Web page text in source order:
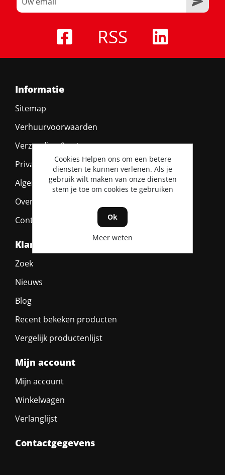
RSS
Informatie
Sitemap
Verhuurvoorwaarden
Verzending & retour
Privacy policy
Algemene voorwaarden
Over ons
Contact
Klantenservice
Zoek
Nieuws
Blog
Recent bekeken producten
Vergelijk productenlijst
Mijn account
Mijn account
Winkelwagen
Verlanglijst
Contactgegevens
Cookies Helpen ons om een betere
diensten te kunnen verlenen. Als je
gebruik wilt maken van onze diensten
stem je toe om cookies te gebruiken
Ok
Meer weten